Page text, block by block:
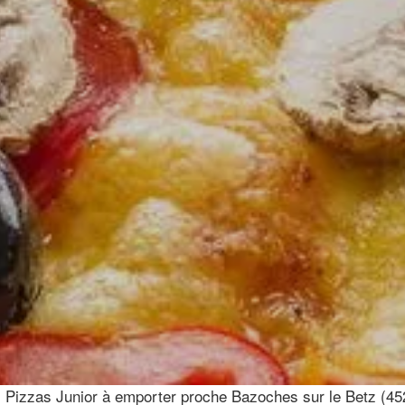
Pizzas Junior à emporter proche Bazoches sur le Betz